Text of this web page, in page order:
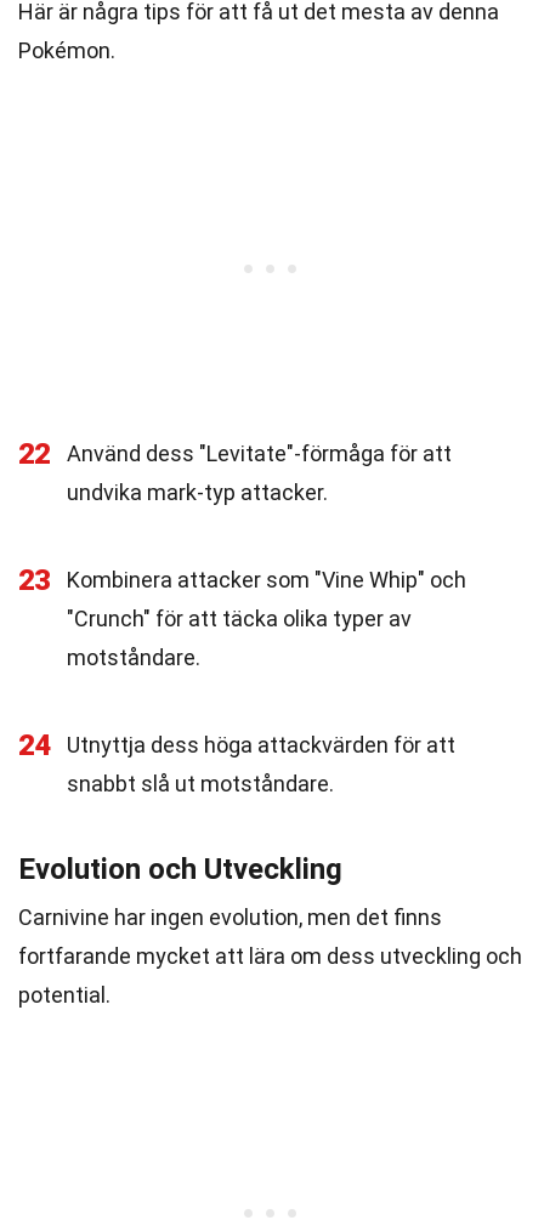
Här är några tips för att få ut det mesta av denna
Pokémon.
22
Använd dess "Levitate"-förmåga för att
undvika mark-typ attacker.
23
Kombinera attacker som "Vine Whip" och
"Crunch" för att täcka olika typer av
motståndare.
24
Utnyttja dess höga attackvärden för att
snabbt slå ut motståndare.
Evolution och Utveckling
Carnivine har ingen evolution, men det finns
fortfarande mycket att lära om dess utveckling och
potential.